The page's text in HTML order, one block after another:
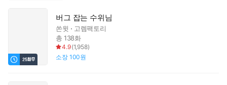
버그 잡는 수위님
쏜윗
고렘팩토리
총 138화
4.9(1,958)
소장 100원